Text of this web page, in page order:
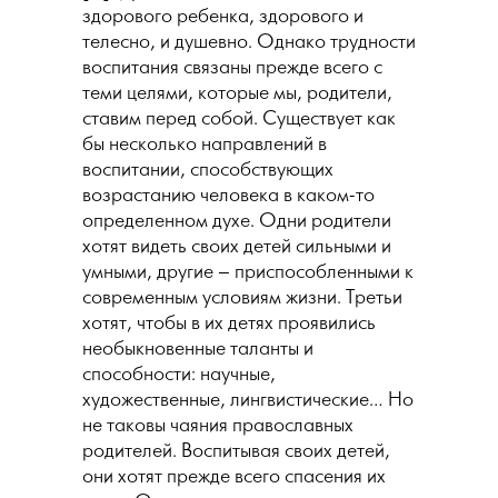
здорового ребенка, здорового и
телесно, и душевно. Однако трудности
воспитания связаны прежде всего с
теми целями, которые мы, родители,
ставим перед собой. Существует как
бы несколько направлений в
воспитании, способствующих
возрастанию человека в каком-то
определенном духе. Одни родители
хотят видеть своих детей сильными и
умными, другие – приспособленными к
современным условиям жизни. Третьи
хотят, чтобы в их детях проявились
необыкновенные таланты и
способности: научные,
художественные, лингвистические… Но
не таковы чаяния православных
родителей. Воспитывая своих детей,
они хотят прежде всего спасения их